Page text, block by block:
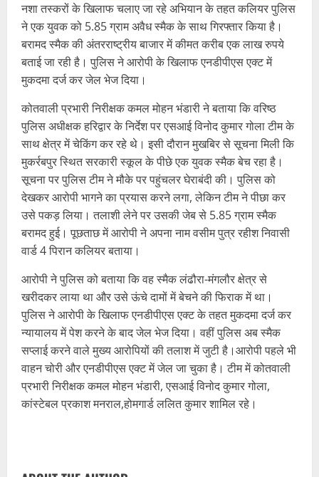
नशा तस्करों के खिलाफ चलाए जा रहे अभियान के तहत कलियर पुलिस
ने एक युवक को 5.85 ग्राम अवैध स्मैक के साथ गिरफ्तार किया है।
बरामद स्मैक की अंतरराष्ट्रीय बाजार में कीमत करीब एक लाख रुपये
बताई जा रही है। पुलिस ने आरोपी के खिलाफ एनडीपीएस एक्ट में
मुकदमा दर्ज कर जेल भेज दिया।
कोतवाली प्रभारी निरीक्षक कमल मोहन भंडारी ने बताया कि वरिष्ठ
पुलिस अधीक्षक हरिद्वार के निर्देश पर एसआई विनोद कुमार गोला टीम के
साथ क्षेत्र में चेकिंग कर रहे थे। इसी दौरान मुखबिर से सूचना मिली कि
मुकर्रबपुर स्थित सरकारी स्कूल के पीछे एक युवक स्मैक बेच रहा है।
सूचना पर पुलिस टीम ने मौके पर पहुंचलर घेराबंदी की। पुलिस को
देखकर आरोपी भागने का प्रयास करने लगा, लेकिन टीम ने पीछा कर
उसे पकड़ लिया। तलाशी लेने पर उसकी जेब से 5.85 ग्राम स्मैक
बरामद हुई। पूछताछ में आरोपी ने अपना नाम वसीम पुत्र रहीश निवासी
वार्ड 4 पिरान कलियर बताया।
आरोपी ने पुलिस को बताया कि वह स्मैक लंढौरा-मंगलौर क्षेत्र से
खरीदकर लाया था और उसे ऊंचे दामों में बेचने की फिराक में था।
पुलिस ने आरोपी के खिलाफ एनडीपीएस एक्ट के तहत मुकदमा दर्ज कर
न्यायालय में पेश करने के बाद जेल भेज दिया। वहीं पुलिस अब स्मैक
सप्लाई करने वाले मुख्य आरोपियों की तलाश में जुटी है।आरोपी पहले भी
वाहन चोरी और एनडीपीएस एक्ट में जेल जा चुका है। टीम में कोतवाली
प्रभारी निरीक्षक कमल मोहन भंडारी, एसआई विनोद कुमार गोला,
कांस्टेबल प्रकाश मनराल,होमगार्ड ललित कुमार शामिल रहे।